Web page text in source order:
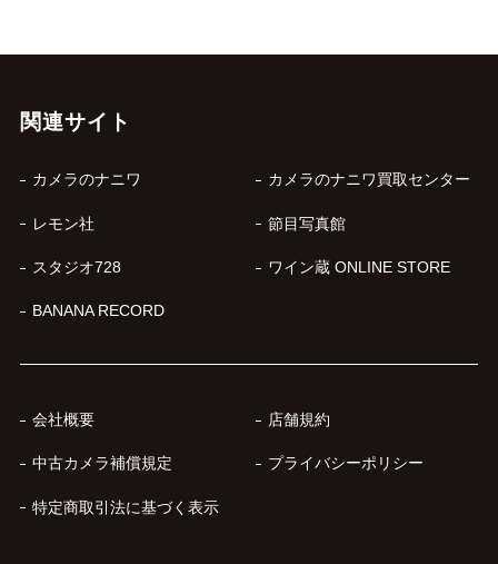
関連サイト
カメラのナニワ カメラのナニワ買取センター
レモン社 節目写真館
スタジオ728 ワイン蔵 ONLINE STORE
BANANA RECORD
会社概要 店舗規約
中古カメラ補償規定 プライバシーポリシー
特定商取引法に基づく表示